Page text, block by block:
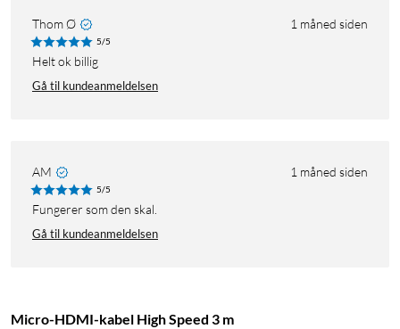
Thom Ø 1 måned siden
5/5
Helt ok billig
Gå til kundeanmeldelsen
AM 1 måned siden
5/5
Fungerer som den skal.
Gå til kundeanmeldelsen
Micro-HDMI-kabel High Speed 3 m